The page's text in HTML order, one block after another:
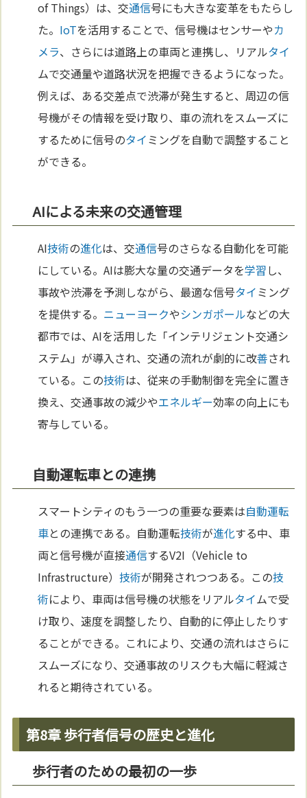
of Things）は、交通信号にも大きな変革をもたらし
た。 IoTを活用することで、信号機はセンサーやカ
メラ、さらには道路上の車両と連携し、リアルタイ
ムで交通量や道路状況を把握できるようになった。
例えば、ある交差点で渋滞が発生すると、周辺の信
号機がその情報を受け取り、車の流れをスムーズに
するために信号のタイミングを自動で調整すること
ができる。
AIによる未来の交通管理
AI技術の進化は、交通信号のさらなる自動化を可能
にしている。AIは膨大な量の交通データを学習し、
事故や渋滞を予測しながら、最適な信号タイミング
を提供する。 ニューヨークやシンガポールなどの大
都市では、AIを活用した「インテリジェント交通シ
ステム」が導入され、交通の流れが劇的に改善され
ている。この技術は、従来の手動制御を完全に置き
換え、交通事故の減少やエネルギー効率の向上にも
寄与している。
自動運転車との連携
スマートシティのもう一つの重要な要素は自動運転
車との連携である。自動運転技術が進化する中、車
両と信号機が直接通信するV2I（Vehicle to
Infrastructure）技術が開発されつつある。この技
術により、車両は信号機の状態をリアルタイムで受
け取り、速度を調整したり、自動的に停止したりす
ることができる。これにより、交通の流れはさらに
スムーズになり、交通事故のリスクも大幅に軽減さ
れると期待されている。
第8章 歩行者信号の歴史と進化
歩行者のための最初の一歩